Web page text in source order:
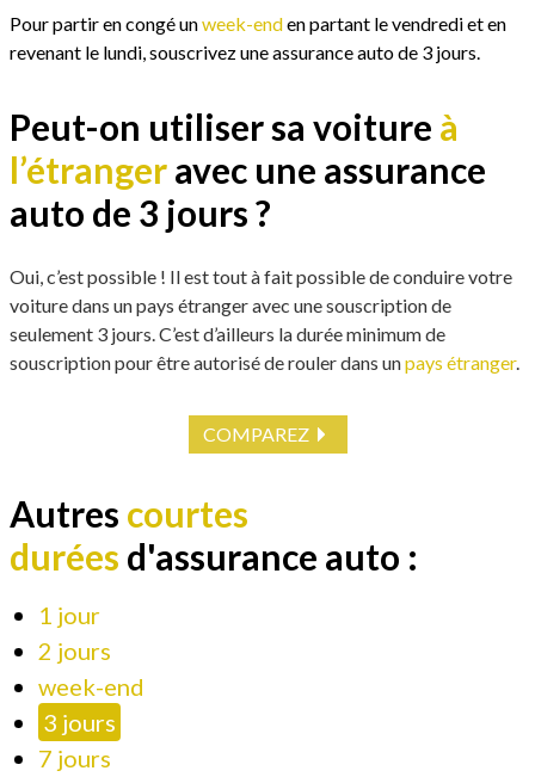
Pour partir en congé unweek-enden partant le vendredi et en
revenant le lundi, souscrivez une assurance auto de 3 jours.
Peut-on utiliser sa voiture à
l’étrangeravec une assurance
auto de 3 jours ?
Oui, c’est possible ! Il est tout à fait possible de conduire votre
voiture dans un pays étranger avec une souscription de
seulement 3 jours. C’est d’ailleurs la durée minimum de
souscription pour être autorisé de rouler dans unpays étranger.
COMPAREZ
Autres courtes
durées d'assurance auto :
1 jour
2 jours
week-end
3 jours
7 jours